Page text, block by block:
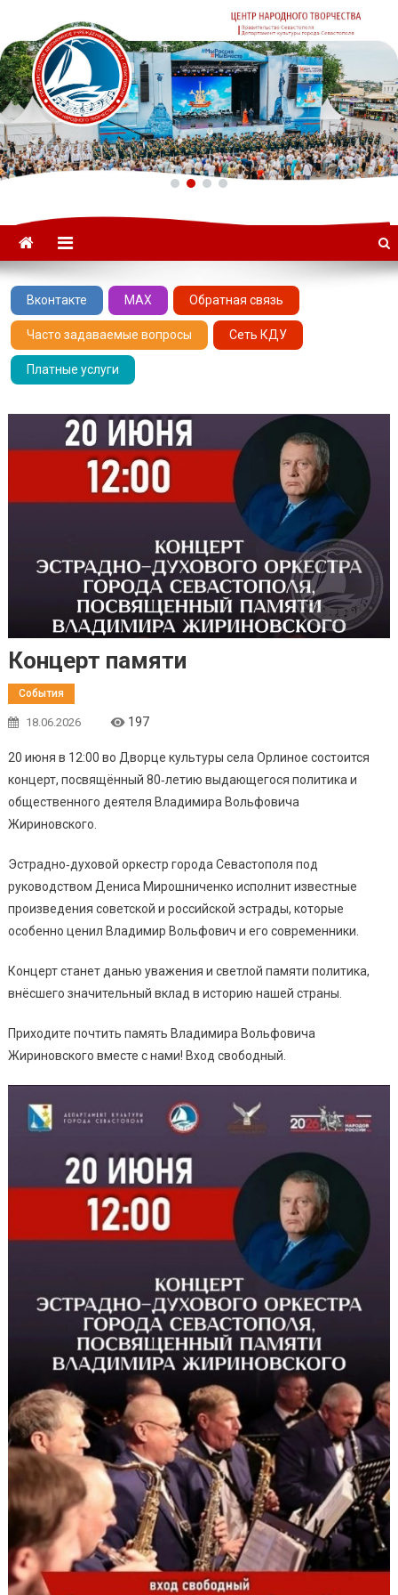
ГАУК «ЦНТ» –
Севастопольский Центр
народного творчества
Вконтакте MAX Обратная связь
Часто задаваемые вопросы Сеть КДУ
Платные услуги
Концерт памяти
События
18.06.2026 197
20 июня в 12:00 во Дворце культуры села Орлиное состоится
концерт, посвящённый 80‑летию выдающегося политика и
общественного деятеля Владимира Вольфовича
Жириновского.
Эстрадно‑духовой оркестр города Севастополя под
руководством Дениса Мирошниченко исполнит известные
произведения советской и российской эстрады, которые
особенно ценил Владимир Вольфович и его современники.
Концерт станет данью уважения и светлой памяти политика,
внёсшего значительный вклад в историю нашей страны.
Приходите почтить память Владимира Вольфовича
Жириновского вместе с нами! Вход свободный.